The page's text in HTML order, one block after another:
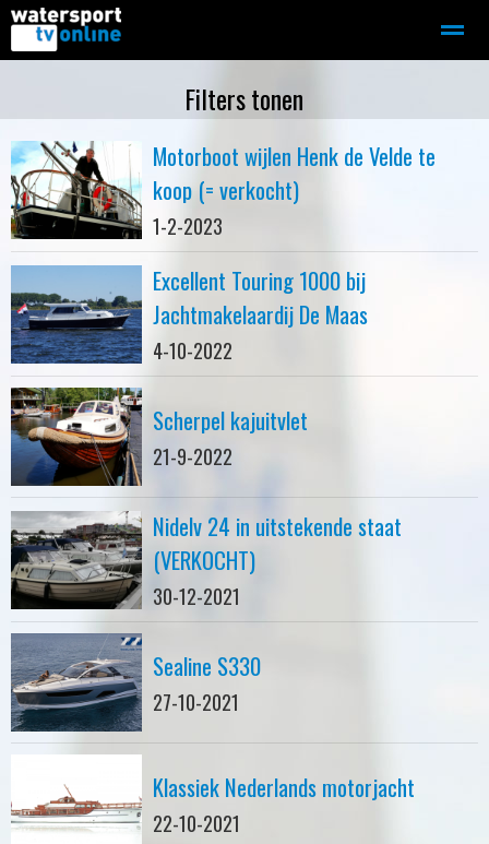
Motorboot-sloep Adverteren
Home
Filters tonen
Motorboot wijlen Henk de Velde te
koop (= verkocht)
1-2-2023
Excellent Touring 1000 bij
Jachtmakelaardij De Maas
4-10-2022
Scherpel kajuitvlet
21-9-2022
Nidelv 24 in uitstekende staat
(VERKOCHT)
30-12-2021
Sealine S330
27-10-2021
Klassiek Nederlands motorjacht
22-10-2021